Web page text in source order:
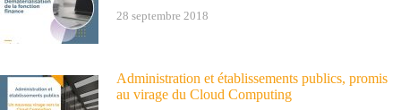
28 septembre 2018
Administration et établissements publics, promis
au virage du Cloud Computing